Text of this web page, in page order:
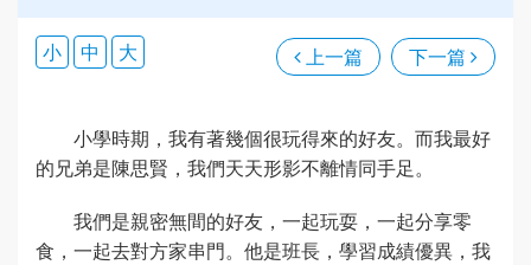
上一篇 下一篇
小 中 大
小學時期，我有著幾個很玩得來的好友。而我最好
的兄弟是陳思賢，我們天天形影不離情同手足。
我們是親密無間的好友，一起玩耍，一起分享零
食，一起去對方家串門。他是班長，學習成績優異，我